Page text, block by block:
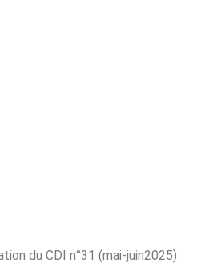
du CDI n°31 (mai-juin2025)